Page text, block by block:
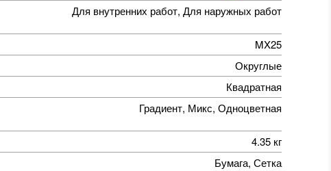
Для внутренних работ, Для наружных работ
MX25
Округлые
Квадратная
Градиент, Микс, Одноцветная
4.35 кг
Бумага, Сетка